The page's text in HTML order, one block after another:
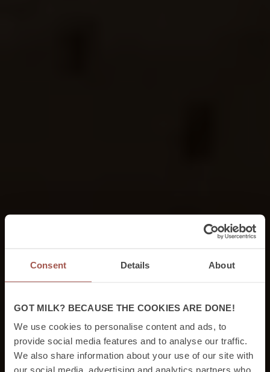
Consent Details About
GOT MILK? BECAUSE THE COOKIES ARE DONE!
We use cookies to personalise content and ads, to
provide social media features and to analyse our traffic.
We also share information about your use of our site with
our social media, advertising and analytics partners who